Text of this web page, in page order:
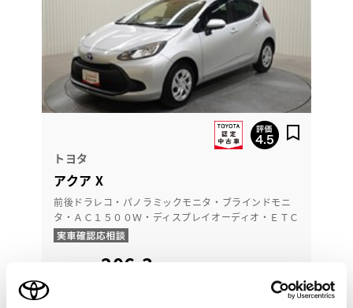
トヨタ
アクア X
前後ドラレコ・パノラミックモニタ・ブラインドモニ
タ・ＡＣ１５００Ｗ・ディスプレイオーディオ・ＥＴＣ
206.3